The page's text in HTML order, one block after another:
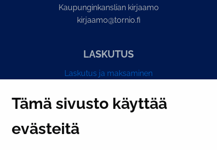
Tämä sivusto käyttää
evästeitä
Kaupunginkanslian kirjaamo
kirjaamo@tornio.fi
LASKUTUS
Laskutus ja maksaminen
PI­KA­LINK­KE­JÄ